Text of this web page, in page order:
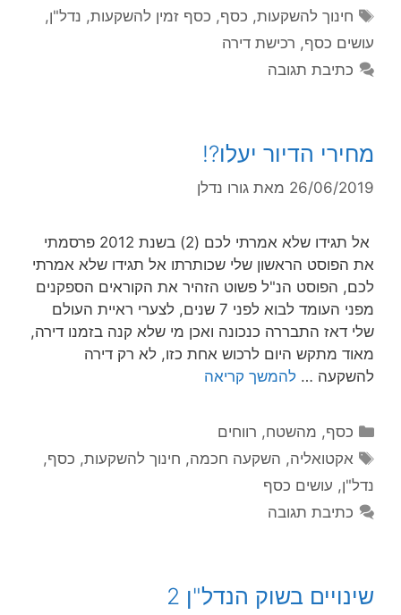
חינוך להשקעות, כסף, כסף זמין להשקעות, נדל"ן,
עושים כסף, רכישת דירה
כתיבת תגובה
מחירי הדיור יעלו?!
26/06/2019 מאת גורו נדלן
אל תגידו שלא אמרתי לכם (2) בשנת 2012 פרסמתי
את הפוסט הראשון שלי שכותרתו אל תגידו שלא אמרתי
לכם, הפוסט הנ"ל פשוט הזהיר את הקוראים הספקנים
מפני העומד לבוא לפני 7 שנים, לצערי ראיית העולם
שלי דאז התבררה כנכונה ואכן מי שלא קנה בזמנו דירה,
מאוד מתקש היום לרכוש אחת כזו, לא רק דירה
להשקעה … להמשך קריאה
כסף, מהשטח, רווחים
אקטואליה, השקעה חכמה, חינוך להשקעות, כסף,
נדל"ן, עושים כסף
כתיבת תגובה
שינויים בשוק הנדל"ן 2